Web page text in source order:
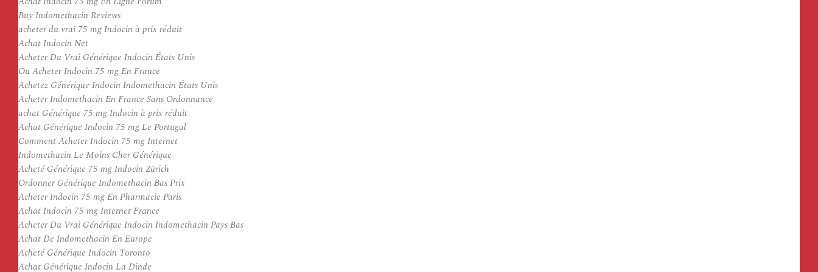
Buy Indomethacin Reviews
acheter du vrai 75 mg Indocin à prix réduit
Achat Indocin Net
Acheter Du Vrai Générique Indocin États Unis
Ou Acheter Indocin 75 mg En France
Achetez Générique Indocin Indomethacin États Unis
Acheter Indomethacin En France Sans Ordonnance
achat Générique 75 mg Indocin à prix réduit
Achat Générique Indocin 75 mg Le Portugal
Comment Acheter Indocin 75 mg Internet
Indomethacin Le Moins Cher Générique
Acheté Générique 75 mg Indocin Zürich
Ordonner Générique Indomethacin Bas Prix
Acheter Indocin 75 mg En Pharmacie Paris
Achat Indocin 75 mg Internet France
Acheter Du Vrai Générique Indocin Indomethacin Pays Bas
Achat De Indomethacin En Europe
Acheté Générique Indocin Toronto
Achat Générique Indocin La Dinde